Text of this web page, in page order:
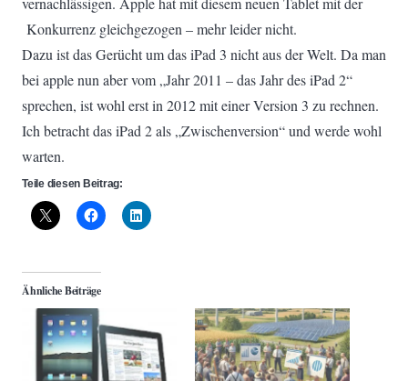
Konkurrenz gleichgezogen – mehr leider nicht.
Dazu ist das Gerücht um das iPad 3 nicht aus der Welt. Da man
bei apple nun aber vom „Jahr 2011 – das Jahr des iPad 2“
sprechen, ist wohl erst in 2012 mit einer Version 3 zu rechnen.
Ich betracht das iPad 2 als „Zwischenversion“ und werde wohl
warten.
Teile diesen Beitrag:
Ähnliche Beiträge